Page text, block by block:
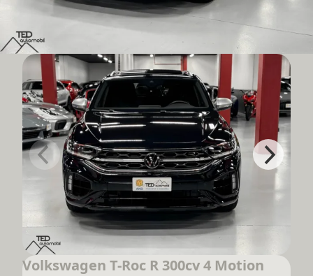
Volkswagen T-Roc R 300cv 4 Motion